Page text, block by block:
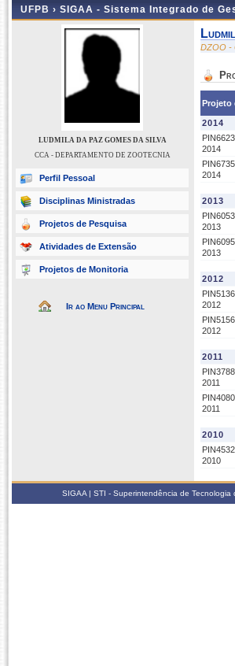
UFPB › SIGAA - Sistema Integrado de
LUDMILA DA PAZ GOMES DA SILVA
CCA - DEPARTAMENTO DE ZOOTECNIA
Perfil Pessoal
Disciplinas Ministradas
Projetos de Pesquisa
Atividades de Extensão
Projetos de Monitoria
Ir ao Menu Principal
DZOO -
Projeto
2014
2014
2014
2013
2013
2013
2012
2012
2012
2011
2011
2011
2010
2010
SIGAA | STI - Superintendência de